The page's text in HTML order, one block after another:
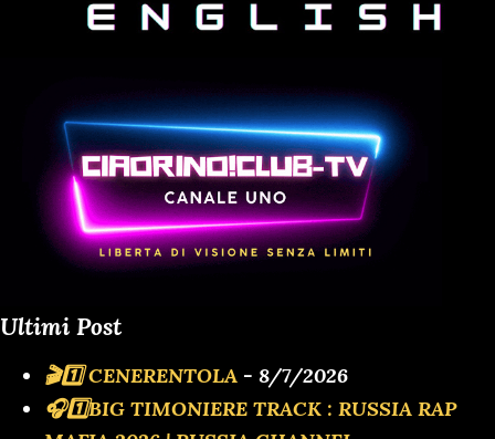
Ultimi Post
🎬1️⃣ CENERENTOLA - 8/7/2026
🎧1️⃣BIG TIMONIERE TRACK : RUSSIA RAP